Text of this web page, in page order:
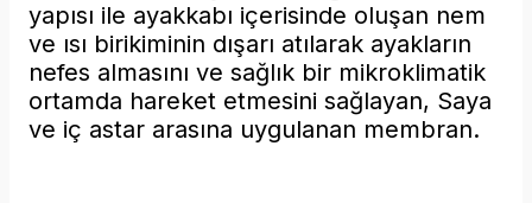
yapısı ile ayakkabı içerisinde oluşan nem
ve ısı birikiminin dışarı atılarak ayakların
nefes almasını ve sağlık bir mikroklimatik
ortamda hareket etmesini sağlayan, Saya
ve iç astar arasına uygulanan membran.